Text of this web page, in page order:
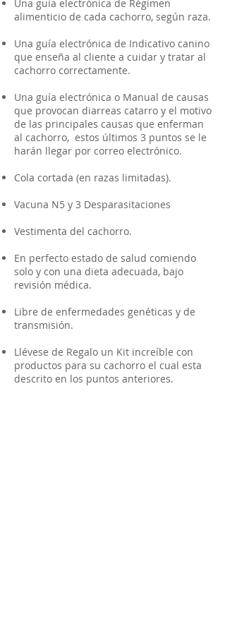
Una guía electrónica de Régimen
alimenticio de cada cachorro, según raza.
Una guía electrónica de Indicativo canino
que enseña al cliente a cuidar y tratar al
cachorro correctamente.
Una guía electrónica o Manual de causas
que provocan diarreas catarro y el motivo
de las principales causas que enferman
al cachorro, estos últimos 3 puntos se le
harán llegar por correo electrónico.
Cola cortada (en razas limitadas).
Vacuna N5 y 3 Desparasitaciones
Vestimenta del cachorro.
En perfecto estado de salud comiendo
solo y con una dieta adecuada, bajo
revisión médica.
Libre de enfermedades genéticas y de
transmisión.
Llévese de Regalo un Kit increíble con
productos para su cachorro el cual esta
descrito en los puntos anteriores.